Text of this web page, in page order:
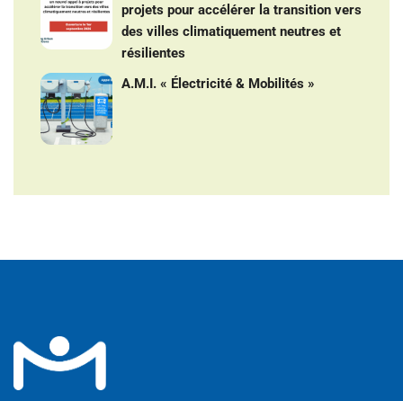
projets pour accélérer la transition vers
des villes climatiquement neutres et
résilientes
A.M.I. « Électricité & Mobilités »